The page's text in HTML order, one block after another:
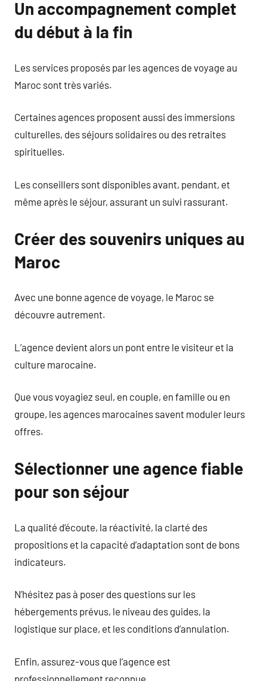
Un accompagnement complet
du début à la fin
Les services proposés par les agences de voyage au
Maroc sont très variés.
Certaines agences proposent aussi des immersions
culturelles, des séjours solidaires ou des retraites
spirituelles.
Les conseillers sont disponibles avant, pendant, et
même après le séjour, assurant un suivi rassurant.
Créer des souvenirs uniques au
Maroc
Avec une bonne agence de voyage, le Maroc se
découvre autrement.
L’agence devient alors un pont entre le visiteur et la
culture marocaine.
Que vous voyagiez seul, en couple, en famille ou en
groupe, les agences marocaines savent moduler leurs
offres.
Sélectionner une agence fiable
pour son séjour
La qualité d’écoute, la réactivité, la clarté des
propositions et la capacité d’adaptation sont de bons
indicateurs.
N’hésitez pas à poser des questions sur les
hébergements prévus, le niveau des guides, la
logistique sur place, et les conditions d’annulation.
Enfin, assurez-vous que l’agence est
professionnellement reconnue.